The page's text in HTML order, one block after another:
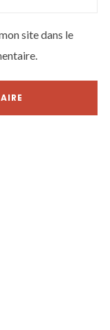
site dans le